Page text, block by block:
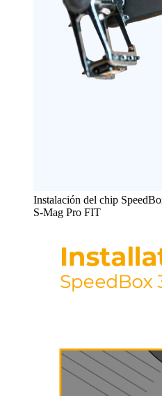
Instalación del chip
S-Mag Pro FIT